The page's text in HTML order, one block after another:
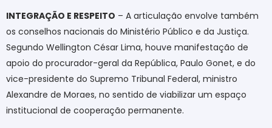
INTEGRAÇÃO E RESPEITO – A articulação envolve também
os conselhos nacionais do Ministério Público e da Justiça.
Segundo Wellington César Lima, houve manifestação de
apoio do procurador-geral da República, Paulo Gonet, e do
vice-presidente do Supremo Tribunal Federal, ministro
Alexandre de Moraes, no sentido de viabilizar um espaço
institucional de cooperação permanente.